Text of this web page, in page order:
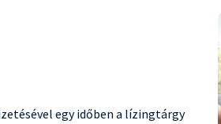
egy időben a lízingtárgy